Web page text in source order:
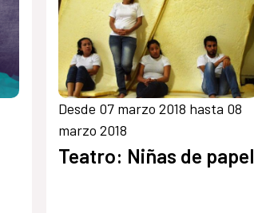
Desde 07 marzo 2018 hasta 08
marzo 2018
Teatro: Niñas de papel